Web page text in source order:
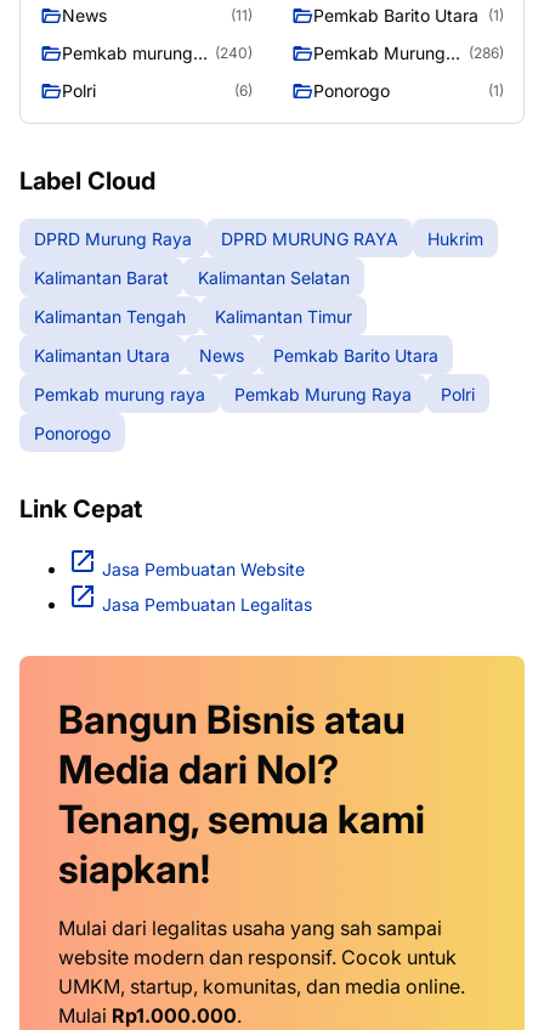
News (11) Pemkab Barito Utara (1)
Pemkab murung
(240)
Pemkab Murung
(286)
Polri (6) Ponorogo (1)
Label Cloud
DPRD Murung Raya DPRD MURUNG RAYA
Hukrim
Kalimantan Barat
Kalimantan Selatan
Kalimantan Tengah
Kalimantan Timur
Kalimantan Utara
News
Pemkab Barito Utara
Pemkab murung raya
Pemkab Murung Raya
Polri
Ponorogo
Link Cepat
Jasa Pembuatan Website
Jasa Pembuatan Legalitas
Bangun Bisnis atau
Media dari Nol?
Tenang, semua kami
siapkan!
Mulai dari legalitas usaha yang sah sampai
website modern dan responsif. Cocok untuk
UMKM, startup, komunitas, dan media online.
Mulai Rp1.000.000.